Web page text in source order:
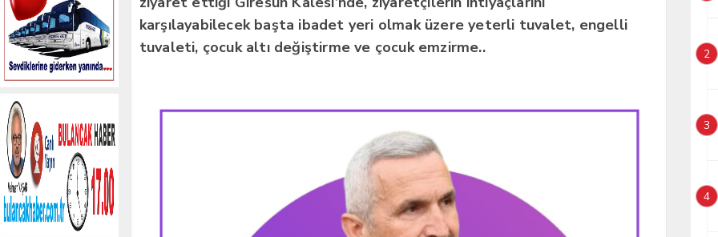
karşılayabilecek başta ibadet yeri olmak üzere yeterli tuvalet, engelli
tuvaleti, çocuk altı değiştirme ve çocuk emzirme..
2
3
4